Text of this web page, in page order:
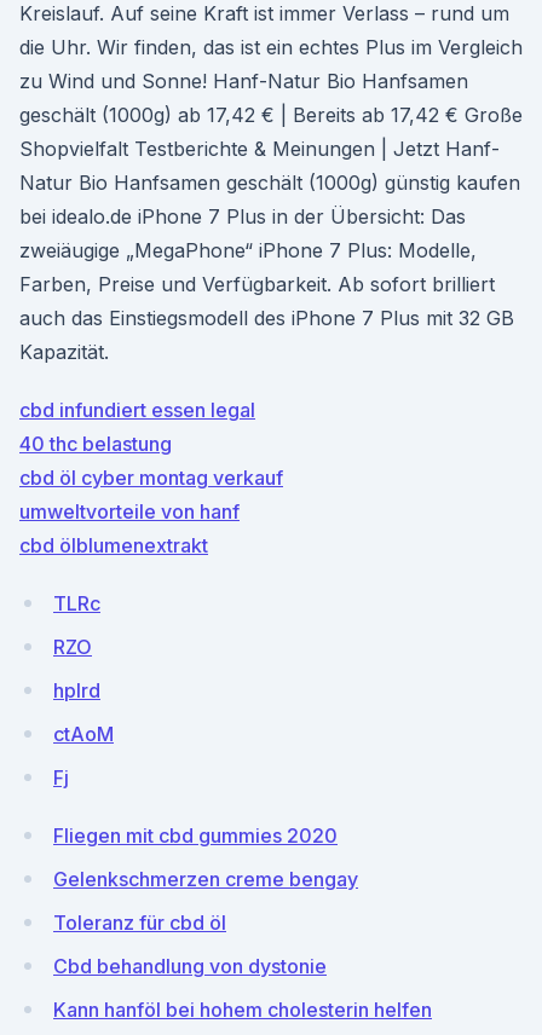
Kreislauf. Auf seine Kraft ist immer Verlass – rund um
die Uhr. Wir finden, das ist ein echtes Plus im Vergleich
zu Wind und Sonne! Hanf-Natur Bio Hanfsamen
geschält (1000g) ab 17,42 € | Bereits ab 17,42 € Große
Shopvielfalt Testberichte & Meinungen | Jetzt Hanf-
Natur Bio Hanfsamen geschält (1000g) günstig kaufen
bei idealo.de iPhone 7 Plus in der Übersicht: Das
zweiäugige „MegaPhone“ iPhone 7 Plus: Modelle,
Farben, Preise und Verfügbarkeit. Ab sofort brilliert
auch das Einstiegsmodell des iPhone 7 Plus mit 32 GB
Kapazität.
cbd infundiert essen legal
40 thc belastung
cbd öl cyber ​​montag verkauf
umweltvorteile von hanf
cbd ölblumenextrakt
TLRc
RZO
hplrd
ctAoM
Fj
Fliegen mit cbd gummies 2020
Gelenkschmerzen creme bengay
Toleranz für cbd öl
Cbd behandlung von dystonie
Kann hanföl bei hohem cholesterin helfen